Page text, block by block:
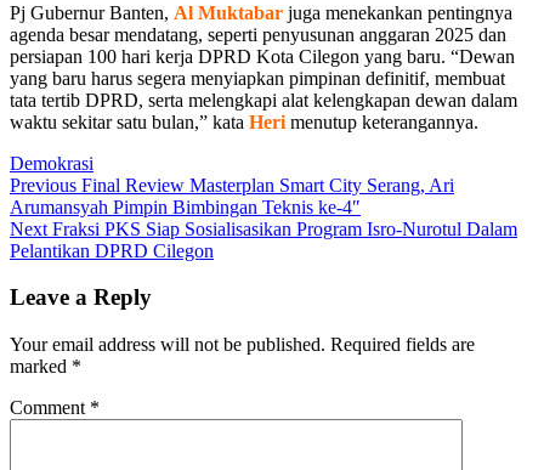
Pj Gubernur Banten, Al Muktabar juga menekankan pentingnya
agenda besar mendatang, seperti penyusunan anggaran 2025 dan
persiapan 100 hari kerja DPRD Kota Cilegon yang baru. “Dewan
yang baru harus segera menyiapkan pimpinan definitif, membuat
tata tertib DPRD, serta melengkapi alat kelengkapan dewan dalam
waktu sekitar satu bulan,” kata Heri menutup keterangannya.
Demokrasi
Post
navigation
Previous Previous
post:
Final Review Masterplan Smart City Serang, Ari
Arumansyah Pimpin Bimbingan Teknis ke-4″
Next Next
post:
Fraksi PKS Siap Sosialisasikan Program Isro-Nurotul Dalam
Pelantikan DPRD Cilegon
Leave a Reply
Your email address will not be published. Required fields are
marked *
Comment *